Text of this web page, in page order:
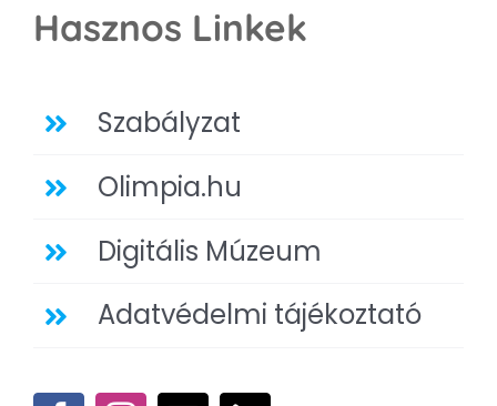
Hasznos Linkek
Szabályzat
Olimpia.hu
Digitális Múzeum
Adatvédelmi tájékoztató